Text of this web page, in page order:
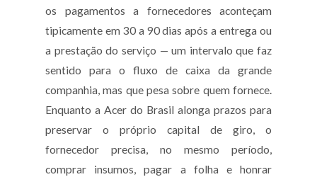
os pagamentos a fornecedores aconteçam
tipicamente em 30 a 90 dias após a entrega ou
a prestação do serviço — um intervalo que faz
sentido para o fluxo de caixa da grande
companhia, mas que pesa sobre quem fornece.
Enquanto a Acer do Brasil alonga prazos para
preservar o próprio capital de giro, o
fornecedor precisa, no mesmo período,
comprar insumos, pagar a folha e honrar